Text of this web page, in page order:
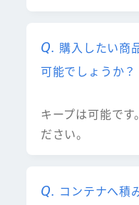
購入したい商
可能でしょうか？
キープは可能で
ださい。
コンテナへ積